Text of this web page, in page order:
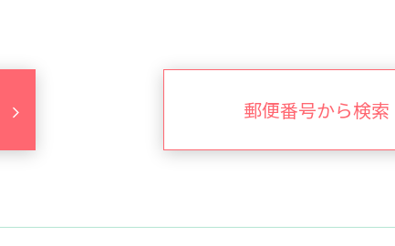
郵便番号から検索